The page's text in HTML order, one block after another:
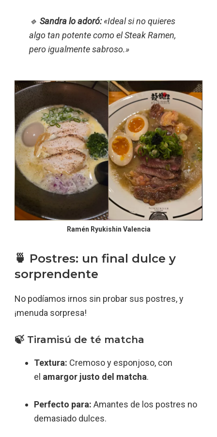
🔹 Sandra lo adoró:«Ideal si no quieres
algo tan potente como el Steak Ramen,
pero igualmente sabroso.»
Ramén Ryukishin Valencia
🍵 Postres: un final dulce y
sorprendente
No podíamos irnos sin probar sus postres, y
¡menuda sorpresa!
🍃 Tiramisú de té matcha
Textura: Cremoso y esponjoso, con
el amargor justo del matcha.
Perfecto para: Amantes de los postres no
demasiado dulces.